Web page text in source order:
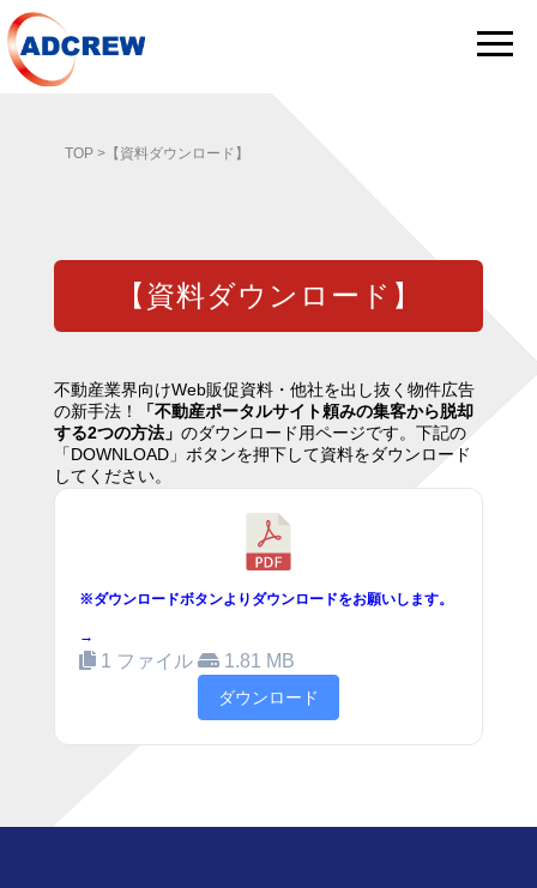
TOP>【資料ダウンロード】
【資料ダウンロード】
不動産業界向けWeb販促資料・他社を出し抜く物件広告
の新手法！
「不動産ポータルサイト頼みの集客から脱却
する2つの方法」 のダウンロード用ページです。下記の
「DOWNLOAD」ボタンを押下して資料をダウンロード
してください。
※ダウンロードボタンよりダウンロードをお願いします。
→
1 ファイル 1.81 MB
ダウンロード